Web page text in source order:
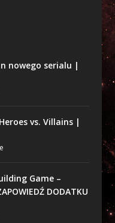
nowego serialu |
vs. Villains |
Game –
DODATKU